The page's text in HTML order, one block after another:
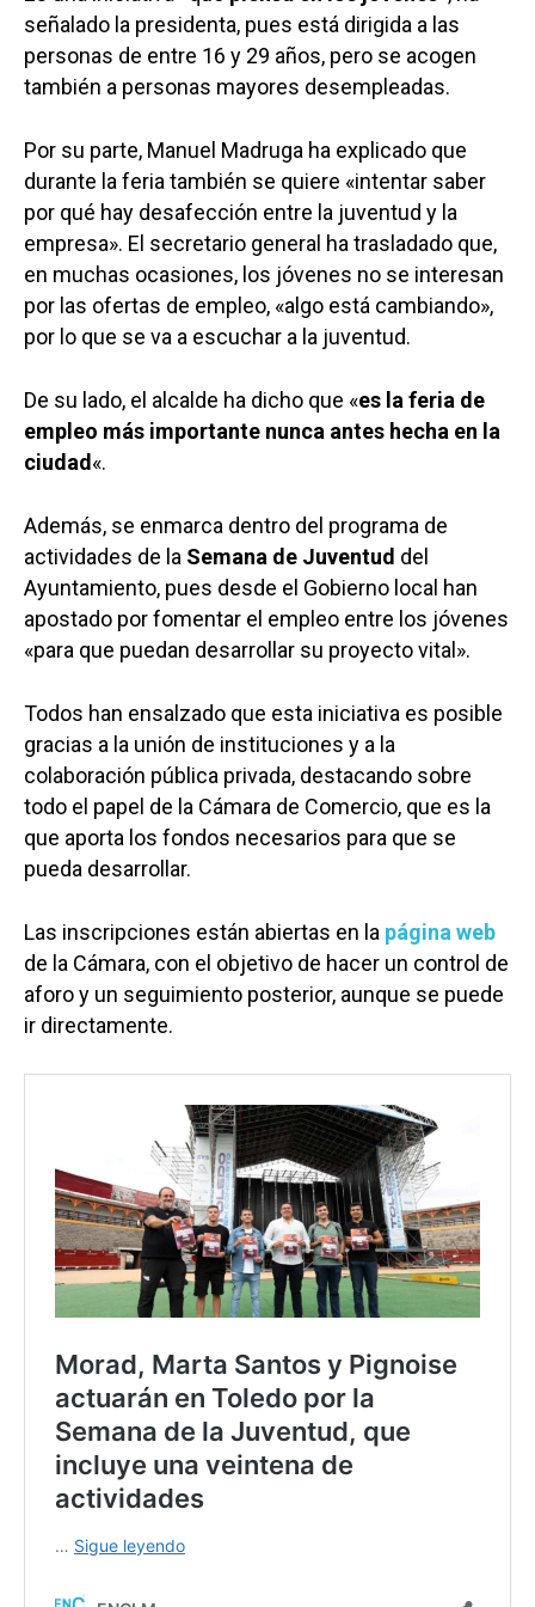
señalado la presidenta, pues está dirigida a las
personas de entre 16 y 29 años, pero se acogen
también a personas mayores desempleadas.
Por su parte, Manuel Madruga ha explicado que
durante la feria también se quiere «intentar saber
por qué hay desafección entre la juventud y la
empresa». El secretario general ha trasladado que,
en muchas ocasiones, los jóvenes no se interesan
por las ofertas de empleo, «algo está cambiando»,
por lo que se va a escuchar a la juventud.
De su lado, el alcalde ha dicho que «es la feria de
empleo más importante nunca antes hecha en la
ciudad«.
Además, se enmarca dentro del programa de
actividades de la Semana de Juventud del
Ayuntamiento, pues desde el Gobierno local han
apostado por fomentar el empleo entre los jóvenes
«para que puedan desarrollar su proyecto vital».
Todos han ensalzado que esta iniciativa es posible
gracias a la unión de instituciones y a la
colaboración pública privada, destacando sobre
todo el papel de la Cámara de Comercio, que es la
que aporta los fondos necesarios para que se
pueda desarrollar.
Las inscripciones están abiertas en la página web
de la Cámara, con el objetivo de hacer un control de
aforo y un seguimiento posterior, aunque se puede
ir directamente.